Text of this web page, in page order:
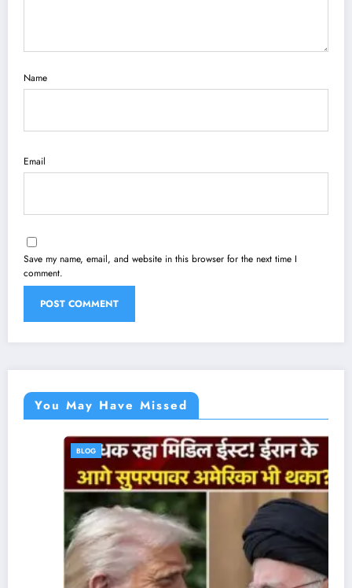
Name
Email
Save my name, email, and website in this browser for the next time I
comment.
You May Have Missed